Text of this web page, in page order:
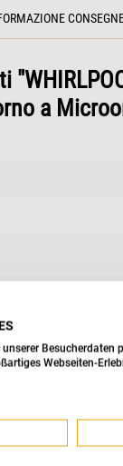
a
Besucherdaten
Webseiten-